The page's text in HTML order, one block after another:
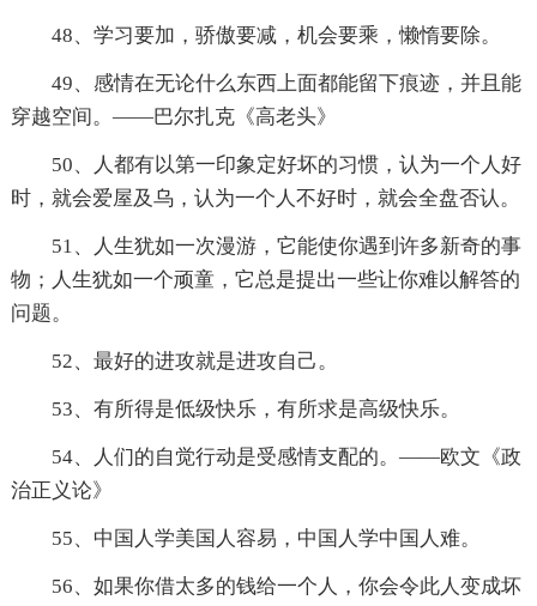
48、学习要加，骄傲要减，机会要乘，懒惰要除。
49、感情在无论什么东西上面都能留下痕迹，并且能
穿越空间。——巴尔扎克《高老头》
50、人都有以第一印象定好坏的习惯，认为一个人好
时，就会爱屋及乌，认为一个人不好时，就会全盘否认。
51、人生犹如一次漫游，它能使你遇到许多新奇的事
物；人生犹如一个顽童，它总是提出一些让你难以解答的
问题。
52、最好的进攻就是进攻自己。
53、有所得是低级快乐，有所求是高级快乐。
54、人们的自觉行动是受感情支配的。——欧文《政
治正义论》
55、中国人学美国人容易，中国人学中国人难。
56、如果你借太多的钱给一个人，你会令此人变成坏